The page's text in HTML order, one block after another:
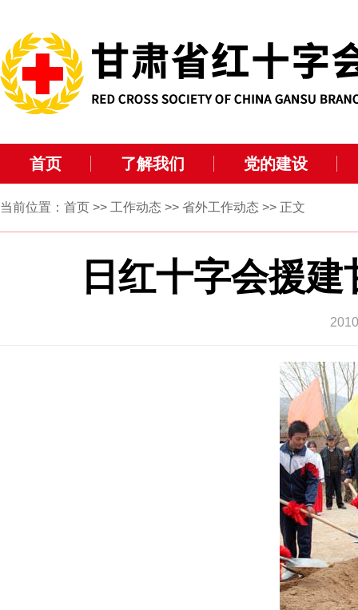
首页 了解我们 党的建设
当前位置： 首页 >> 工作动态 >> 省外工作动态 >> 正文
日红十字会援